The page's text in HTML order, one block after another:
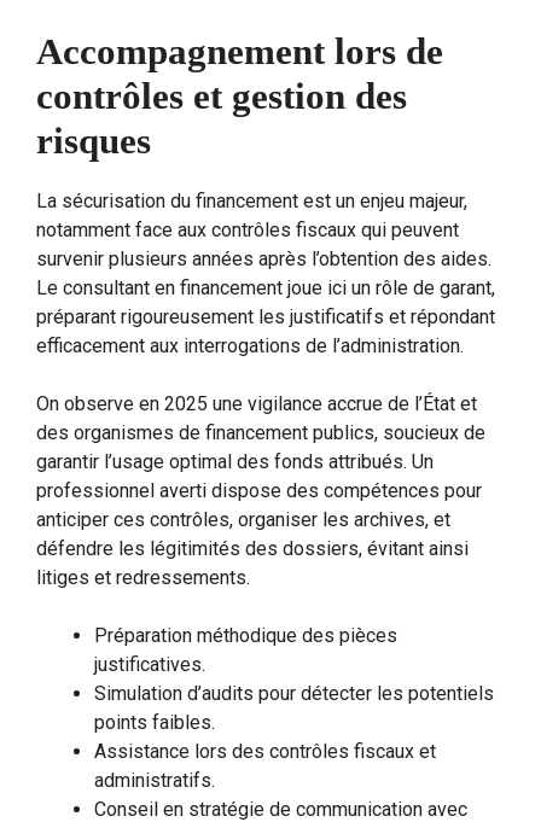
Accompagnement lors de
contrôles et gestion des
risques
La sécurisation du financement est un enjeu majeur,
notamment face aux contrôles fiscaux qui peuvent
survenir plusieurs années après l’obtention des aides.
Le consultant en financement joue ici un rôle de garant,
préparant rigoureusement les justificatifs et répondant
efficacement aux interrogations de l’administration.
On observe en 2025 une vigilance accrue de l’État et
des organismes de financement publics, soucieux de
garantir l’usage optimal des fonds attribués. Un
professionnel averti dispose des compétences pour
anticiper ces contrôles, organiser les archives, et
défendre les légitimités des dossiers, évitant ainsi
litiges et redressements.
Préparation méthodique des pièces
justificatives.
Simulation d’audits pour détecter les potentiels
points faibles.
Assistance lors des contrôles fiscaux et
administratifs.
Conseil en stratégie de communication avec